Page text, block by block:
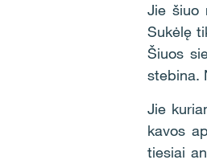
Jie šiuo
Sukėlę
Šiuos
stebina.
Jie
kavos
tiesiai